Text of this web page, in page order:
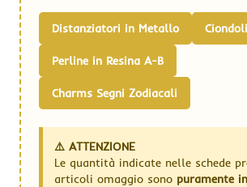
Distanziatori in Metallo
Perline in Resina A-B
Charms Segni Zodiacali
⚠️ ATTENZIONE
Le quantità indicate nelle schede
articoli omaggio sono puramente